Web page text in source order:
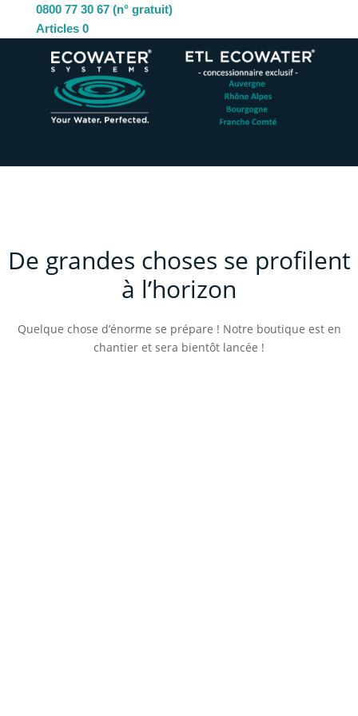
0800 77 30 67 (n° gratuit)
Articles 0
De grandes choses se profilent
à l’horizon
Quelque chose d’énorme se prépare ! Notre boutique est en
chantier et sera bientôt lancée !